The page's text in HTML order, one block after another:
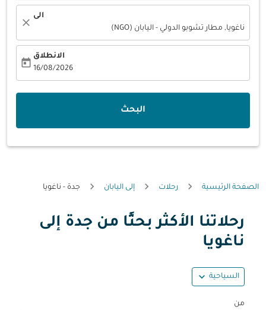
الى
ناغويا, مطار تشوبو الدولي - اليابان (NGO)
close
الانطلاق
16/08/2026
today
البحث
الصفحة الرئيسية رحلات إلى اليابان جدة - ناغويا
رحلاتنا الأكثر بحثًا من جدة إلى
ناغويا
السياحية expand_more
من
حاول تحديث الرحلة (مغادرة و/أو وجهة) أو التفاعل مع